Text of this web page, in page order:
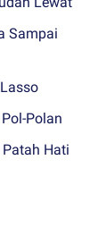
Sampai
Polan
Hati